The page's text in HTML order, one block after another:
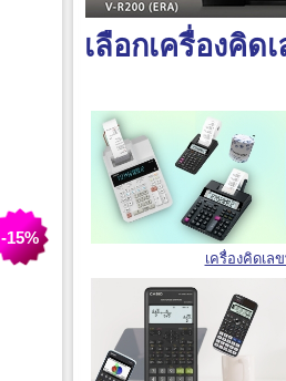
-15%
เลือกเครื่องคิด
เครื่องคิดเล